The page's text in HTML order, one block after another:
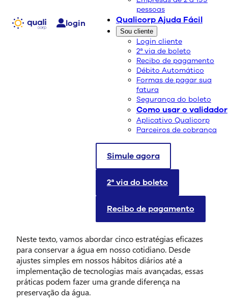
login
pessoas
Qualicorp Ajuda Fácil
Sou cliente
Login cliente
2ª via de boleto
Recibo de pagamento
Débito Automático
Formas de pagar sua
fatura
Segurança do boleto
Como usar o validador
Aplicativo Qualicorp
Parceiros de cobrança
Simule agora
2ª via do boleto
Recibo de pagamento
O Dia Mundial da Água é uma ocasião crucial para
destacar a vitalidade desse recurso para a vida em
nosso planeta. Em meio à crescente escassez de água
em várias partes do mundo, causada pela combinação
de aumento da demanda, poluição e mudanças
climáticas, torna-se ainda mais importante promover a
conservação e o uso responsável desse recurso
Neste texto, vamos abordar cinco estratégias eficazes
para conservar a água em nosso cotidiano. Desde
ajustes simples em nossos hábitos diários até a
implementação de tecnologias mais avançadas, essas
práticas podem fazer uma grande diferença na
preservação da água.